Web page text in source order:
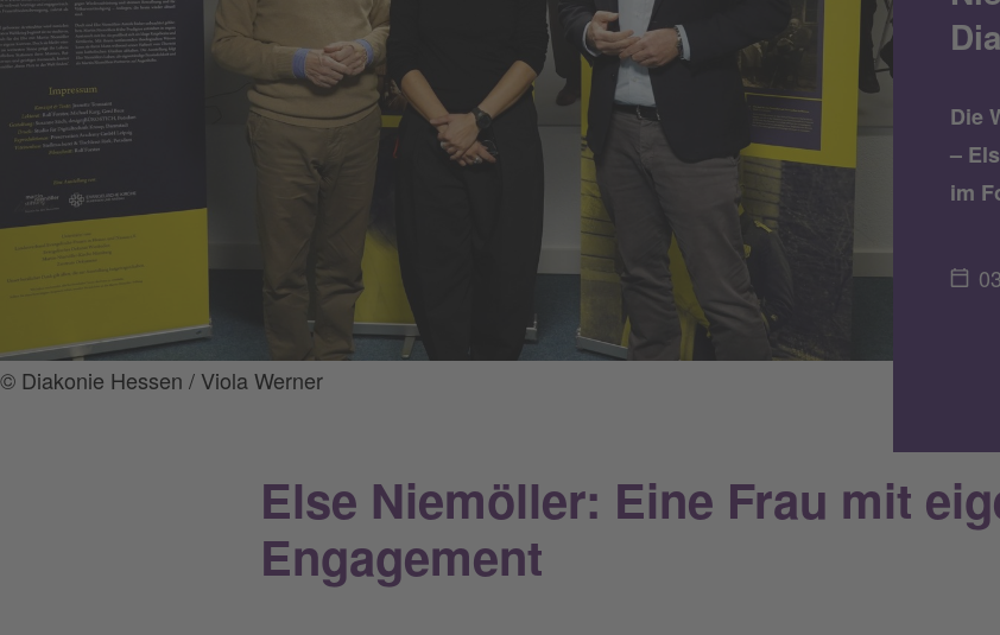
© Diakonie Hessen / Viola Werner
Die
–
im
Else Niemöller: Eine Frau mit
Engagement